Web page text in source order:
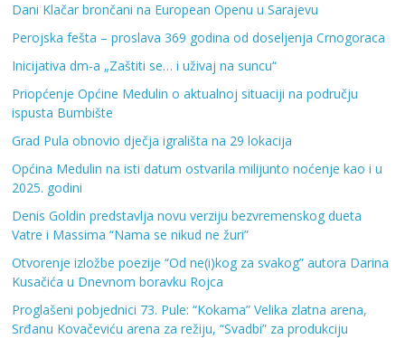
Dani Klačar brončani na European Openu u Sarajevu
Perojska fešta – proslava 369 godina od doseljenja Crnogoraca
Inicijativa dm-a „Zaštiti se… i uživaj na suncu“
Priopćenje Općine Medulin o aktualnoj situaciji na području
ispusta Bumbište
Grad Pula obnovio dječja igrališta na 29 lokacija
Općina Medulin na isti datum ostvarila milijunto noćenje kao i u
2025. godini
Denis Goldin predstavlja novu verziju bezvremenskog dueta
Vatre i Massima “Nama se nikud ne žuri”
Otvorenje izložbe poezije “Od ne(i)kog za svakog” autora Darina
Kusačića u Dnevnom boravku Rojca
Proglašeni pobjednici 73. Pule: “Kokama” Velika zlatna arena,
Srđanu Kovačeviću arena za režiju, “Svadbi” za produkciju